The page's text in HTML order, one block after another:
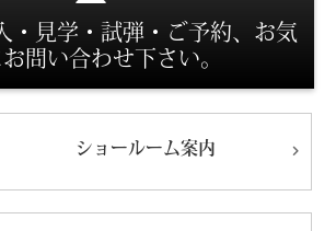
・見学・試弾・ご予約、お気
問い合わせ下さい。
ショールーム案内